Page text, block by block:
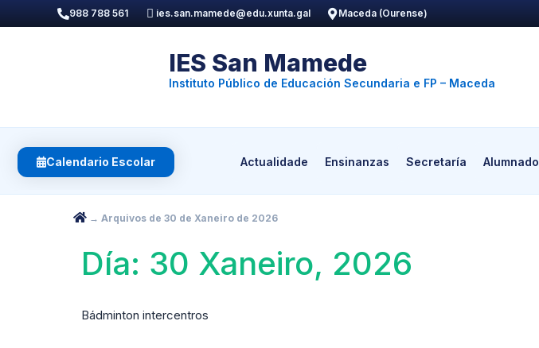
988 788 561 ies.san.mamede@edu.xunta.gal Maceda (Ourense)
IES San Mamede
Instituto Público de Educación Secundaria e FP – Maceda
Calendario Escolar Actualidade Ensinanzas Secretaría Alumnado
→ Arquivos de 30 de Xaneiro de 2026
Día: 30 Xaneiro, 2026
Bádminton intercentros